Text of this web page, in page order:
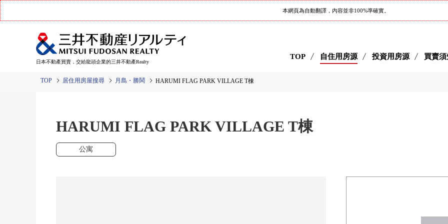
本網頁為自動翻譯，內容並非100%準確實。
日本不動產買賣，交給龍頭企業的三井不動產Realty
TOP 自住用房源 投資用房源 買賣須
TOP 居住用房屋搜尋 月島・勝鬨 HARUMI FLAG PARK VILLAGE T棟
HARUMI FLAG PARK VILLAGE T棟
公寓